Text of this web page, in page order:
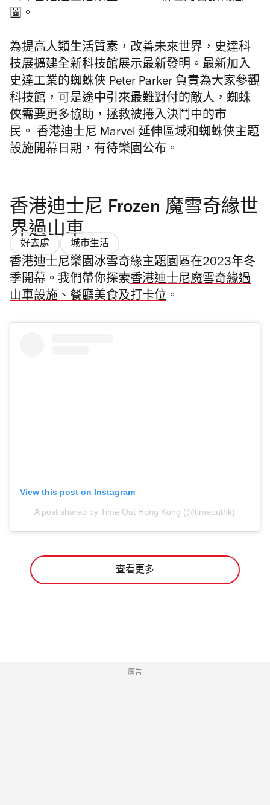
圖。
為提高人類生活質素，改善未來世界，史達科
技展擴建全新科技館展示最新發明。最新加入
史達工業的蜘蛛俠 Peter Parker 負責為大家參觀
科技館，可是途中引來最難對付的敵人，蜘蛛
俠需要更多協助，拯救被捲入決鬥中的市
民。 香港迪士尼 Marvel 延伸區域和蜘蛛俠主題
設施開幕日期，有待樂園公布。
香港迪士尼 Frozen 魔雪奇緣世
界過山車
好去處 城市生活
香港迪士尼樂園冰雪奇緣主題園區在2023年冬
季開幕。我們帶你探索香港迪士尼魔雪奇緣過
山車設施、餐廳美食及打卡位 。
View this post on Instagram
A post shared by Time Out Hong Kong (@timeouthk)
查看更多
廣告